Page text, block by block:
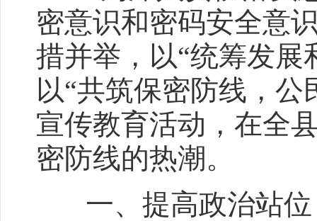
密意识和密码安全意
措并举，以“统筹发展
以“共筑保密防线，
宣传教育活动，在全
密防线的热潮。
一、提高政治站位